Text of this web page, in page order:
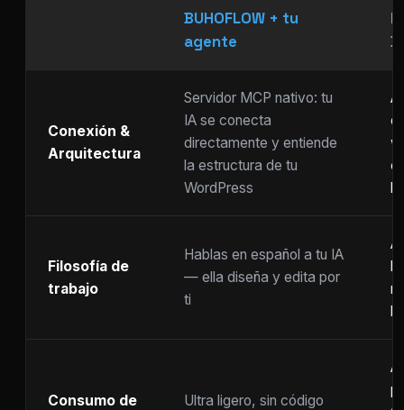
BUHOFLOW + tu
agente
Conexión &
Arquitectura
Servidor MCP nativo: tu
IA se conecta
directamente y entiende
la estructura de tu
WordPress
Filosofía de
trabajo
Hablas en español a tu IA
— ella diseña y edita por
ti
Consumo de
Ultra ligero, sin código